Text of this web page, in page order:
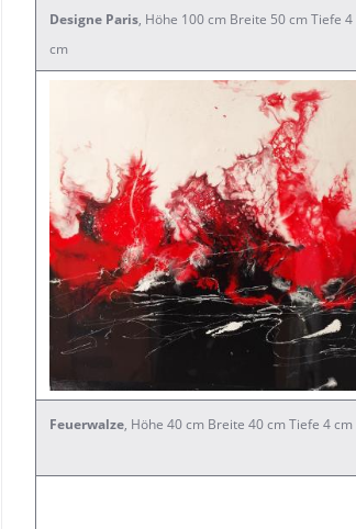
Designe Paris, Höhe 100 cm Breite 50 cm Tiefe 4
cm
Feuerwalze, Höhe 40 cm Breite 40 cm Tiefe 4 cm